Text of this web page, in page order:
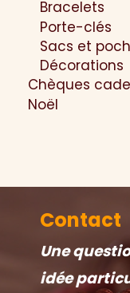
Bracelets
Porte-clés
Sacs et
Décorations
Chèques
Noël
Contact
Une
idée